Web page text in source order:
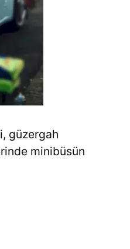
güzergah
minibüsün